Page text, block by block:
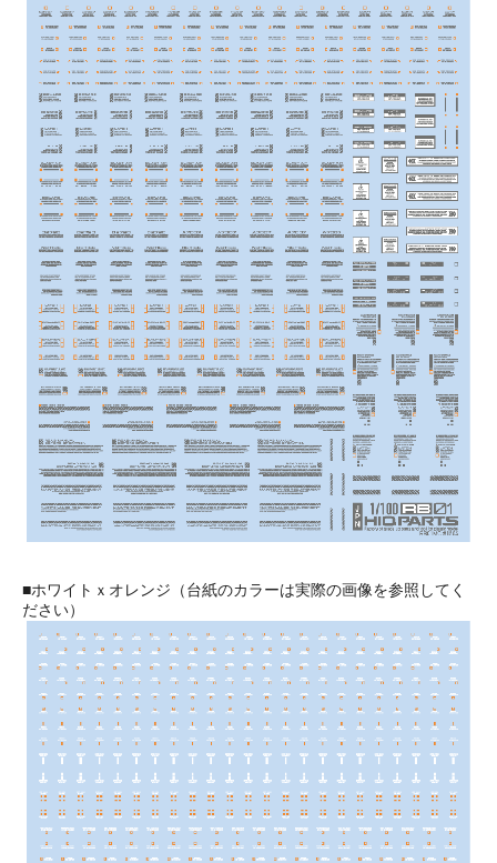
■ホワイトｘオレンジ（台紙のカラーは実際の画像を参照してく
ださい）